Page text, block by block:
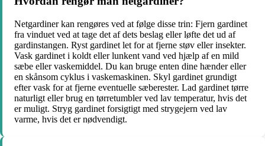
Netgardiner kan rengøres ved at følge disse trin: Fjern gardinet
fra vinduet ved at tage det af dets beslag eller løfte det ud af
gardinstangen. Ryst gardinet let for at fjerne støv eller insekter.
Vask gardinet i koldt eller lunkent vand ved hjælp af en mild
sæbe eller vaskemiddel. Du kan bruge enten dine hænder eller
en skånsom cyklus i vaskemaskinen. Skyl gardinet grundigt
efter vask for at fjerne eventuelle sæberester. Lad gardinet tørre
naturligt eller brug en tørretumbler ved lav temperatur, hvis det
er muligt. Stryg gardinet forsigtigt med strygejern ved lav
varme, hvis det er nødvendigt.